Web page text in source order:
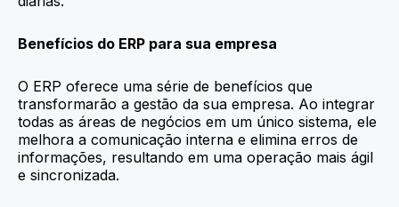
Benefícios do ERP para sua empresa
O ERP oferece uma série de benefícios que
transformarão a gestão da sua empresa. Ao integrar
todas as áreas de negócios em um único sistema, ele
melhora a comunicação interna e elimina erros de
informações, resultando em uma operação mais ágil
e sincronizada.